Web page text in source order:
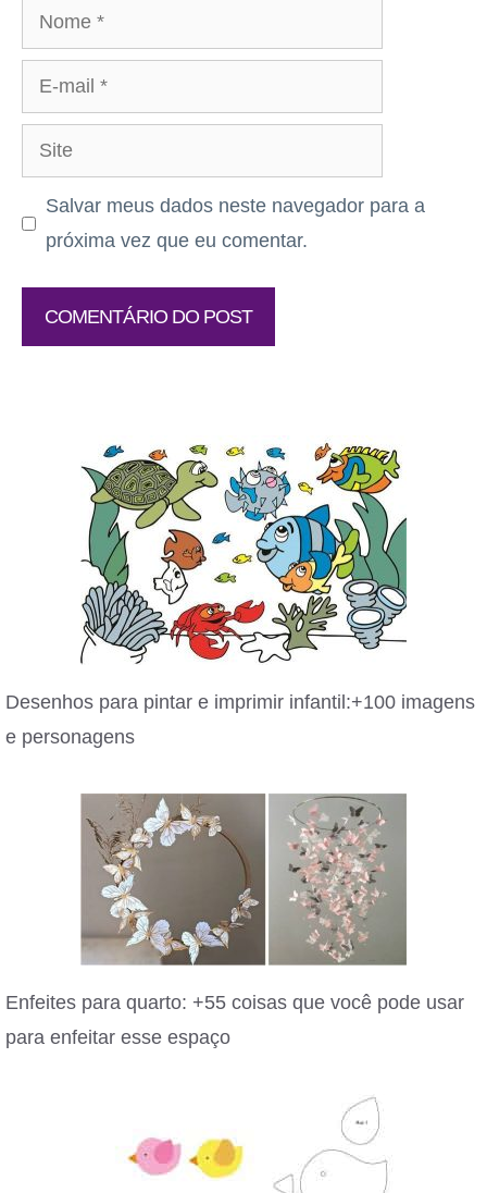
Nome
mail
Site
Salvar meus dados neste navegador para a
próxima vez que eu comentar.
Desenhos para pintar e imprimir infantil:+100 imagens
e personagens
Enfeites para quarto: +55 coisas que você pode usar
para enfeitar esse espaço